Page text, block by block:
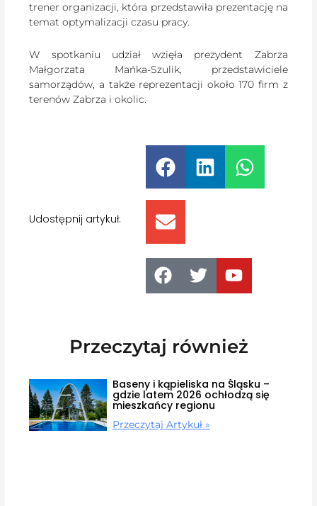
trener organizacji, która przedstawiła prezentację na
temat optymalizacji czasu pracy.
W spotkaniu udział wzięła prezydent Zabrza
Małgorzata Mańka-Szulik, przedstawiciele
samorządów, a także reprezentacji około 170 firm z
terenów Zabrza i okolic.
Udostępnij artykuł:
Przeczytaj również
Baseny i kąpieliska na Śląsku –
gdzie latem 2026 ochłodzą się
mieszkańcy regionu
Przeczytaj Artykuł »